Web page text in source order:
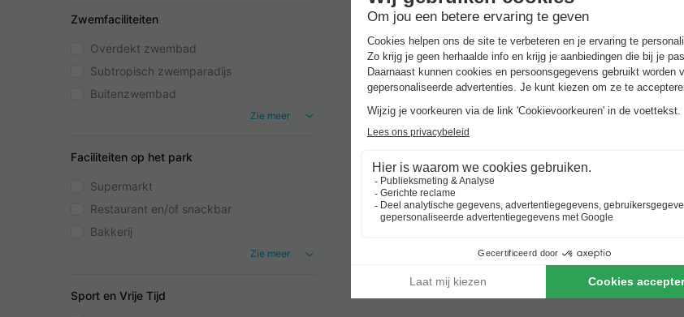
Zwemfaciliteiten
Overdekt zwembad
Subtropisch zwemparadijs
Buitenzwembad
Zie meer
Faciliteiten op het park
Supermarkt
Restaurant en/of snackbar
Bakkerij
Zie meer
Sport en Vrije Tijd